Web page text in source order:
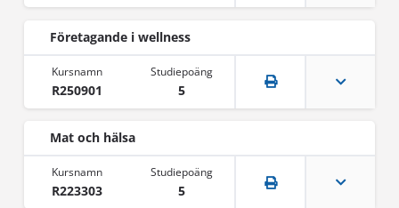
Företagande i wellness
R250901 5
Mat och hälsa
R223303 5